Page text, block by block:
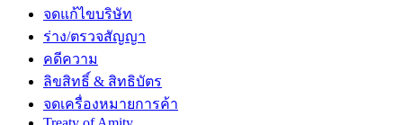
จดแก้ไขบริษัท
ร่าง/ตรวจสัญญา
คดีความ
ลิขสิทธิ์ & สิทธิบัตร
จดเครื่องหมายการค้า